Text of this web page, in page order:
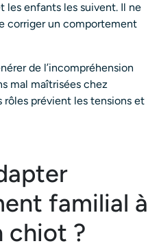
les enfants les suivent. Il ne
corriger un comportement
de l’incompréhension
mal maîtrisées chez
rôles prévient les tensions et
familial à
chiot ?